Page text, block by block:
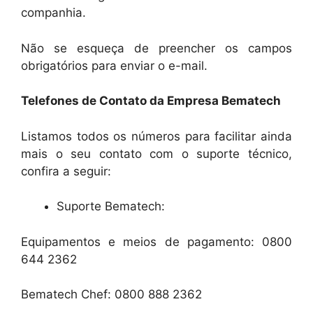
companhia.
Não se esqueça de preencher os campos
obrigatórios para enviar o e-mail.
Telefones de Contato da Empresa Bematech
Listamos todos os números para facilitar ainda
mais o seu contato com o suporte técnico,
confira a seguir:
Suporte Bematech:
Equipamentos e meios de pagamento: 0800
644 2362
Bematech Chef: 0800 888 2362